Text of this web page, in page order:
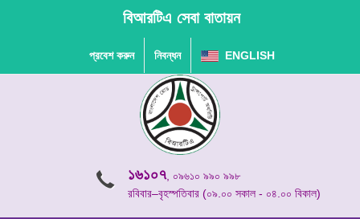
বিআরটিএ সেবা বাতায়ন
প্রবেশ করুন নিবন্ধন ENGLISH
১৬১০৭, ০৯৬১০ ৯৯০ ৯৯৮
রবিবার–বৃহস্পতিবার (০৯.০০ সকাল - ০৪.০০ বিকাল)